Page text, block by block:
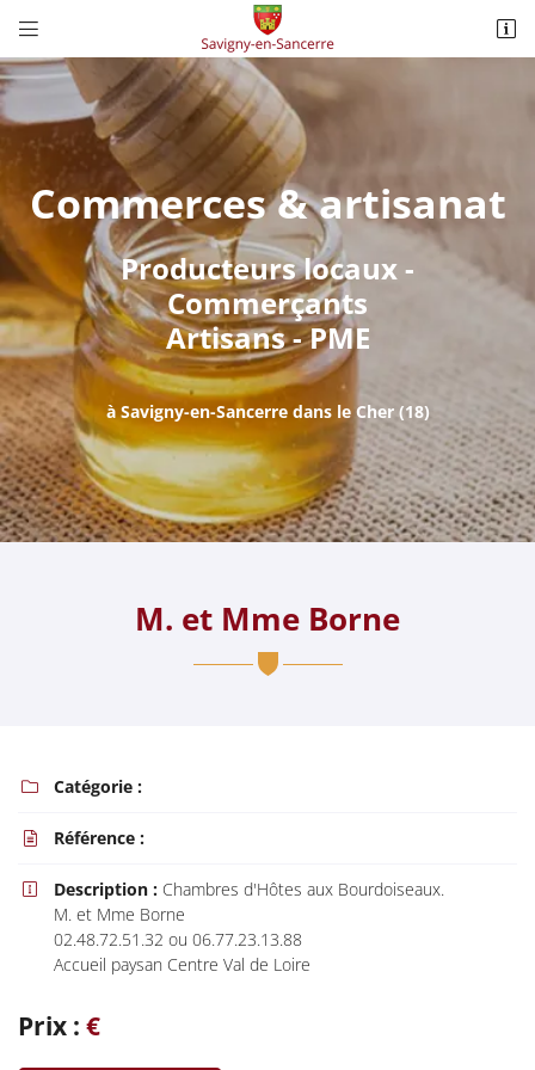
 
2 rue de la Mairie
18240 Savigny-en-Sancerre
02 48 78 50 90
Adresse email de réception
 Recopier le code ci-contre
Rafraîchir le captcha
l'adresse email indiqué ci-dessus. Vous pouvez vous désinscrire à tout moment en
.
Commerces & artisanat
Producteurs locaux -
Commerçants
Artisans - PME
à Savigny-en-Sancerre dans le Cher (18)
M. et Mme Borne
 Catégorie :
 Référence :
 Description : Chambres d'Hôtes aux Bourdoiseaux.
M. et Mme Borne
02.48.72.51.32 ou 06.77.23.13.88
Accueil paysan Centre Val de Loire
Prix : €